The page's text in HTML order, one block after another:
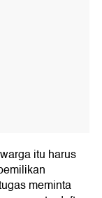
itu harus
meminta